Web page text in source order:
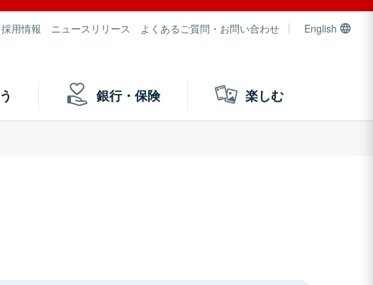
採用情報 ニュースリリース よくあるご質問・お問い合わせ English
銀行・保険 楽しむ